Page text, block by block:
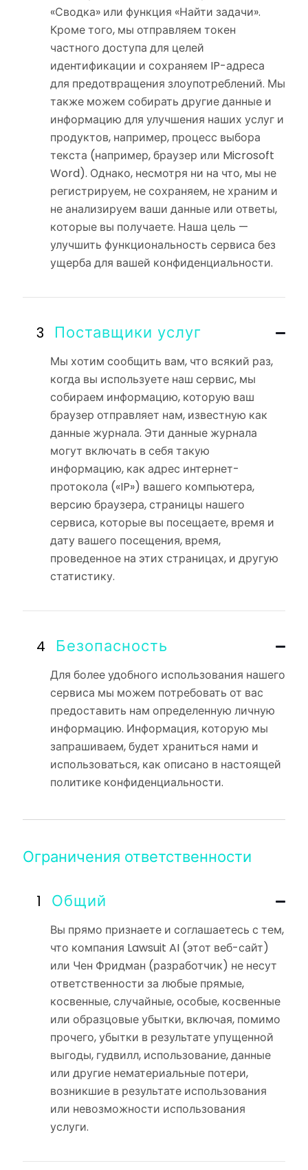
«Сводка» или функция «Найти задачи».
Кроме того, мы отправляем токен
частного доступа для целей
идентификации и сохраняем IP-адреса
для предотвращения злоупотреблений. Мы
также можем собирать другие данные и
информацию для улучшения наших услуг и
продуктов, например, процесс выбора
текста (например, браузер или Microsoft
Word). Однако, несмотря ни на что, мы не
регистрируем, не сохраняем, не храним и
не анализируем ваши данные или ответы,
которые вы получаете. Наша цель —
улучшить функциональность сервиса без
ущерба для вашей конфиденциальности.
Поставщики услуг
Мы хотим сообщить вам, что всякий раз,
когда вы используете наш сервис, мы
собираем информацию, которую ваш
браузер отправляет нам, известную как
данные журнала. Эти данные журнала
могут включать в себя такую
информацию, как адрес интернет-
протокола («IP») вашего компьютера,
версию браузера, страницы нашего
сервиса, которые вы посещаете, время и
дату вашего посещения, время,
проведенное на этих страницах, и другую
статистику.
Безопасность
Для более удобного использования нашего
сервиса мы можем потребовать от вас
предоставить нам определенную личную
информацию. Информация, которую мы
запрашиваем, будет храниться нами и
использоваться, как описано в настоящей
политике конфиденциальности.
Ограничения ответственности
Общий
Вы прямо признаете и соглашаетесь с тем,
что компания Lawsuit AI (этот веб-сайт)
или Чен Фридман (разработчик) не несут
ответственности за любые прямые,
косвенные, случайные, особые, косвенные
или образцовые убытки, включая, помимо
прочего, убытки в результате упущенной
выгоды, гудвилл, использование, данные
или другие нематериальные потери,
возникшие в результате использования
или невозможности использования
услуги.